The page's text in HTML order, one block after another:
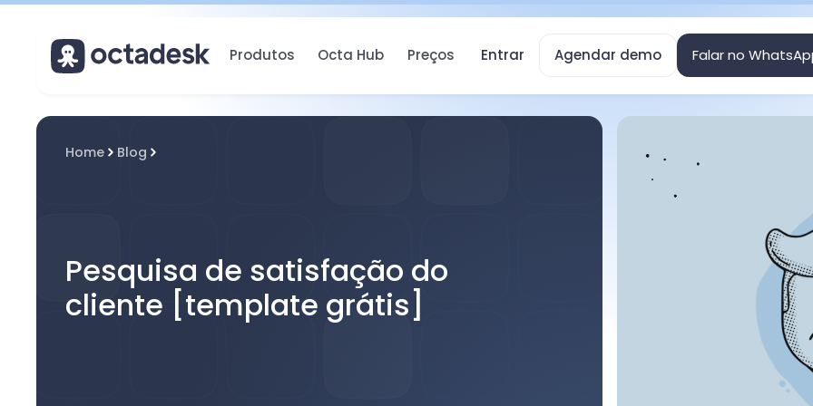
Entrar Agendar demo Falar no
Produtos Octa Hub Preços
Home Blog
Pesquisa de satisfação do
cliente [template grátis]